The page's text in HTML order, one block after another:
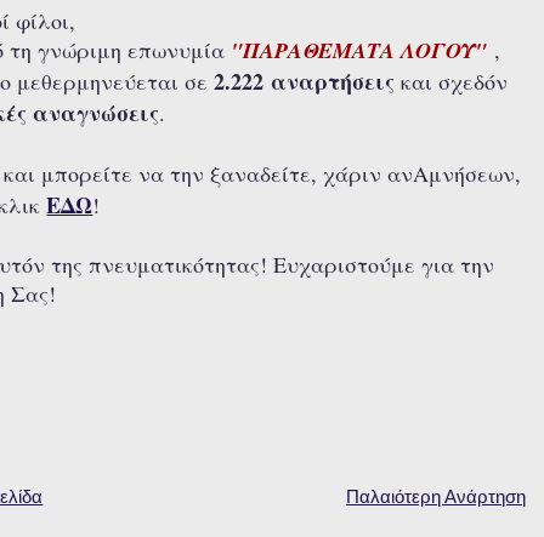
φίλοι,
τη γνώριμη επωνυμία "ΠΑΡΑΘΕΜΑΤΑ ΛΟΓΟΥ" ,
μεθερμηνεύεται σε2.222 αναρτήσεις και σχεδόν
αναγνώσεις.
και μπορείτε να την ξαναδείτε, χάριν ανΑμνήσεων,
ΕΔΩ!
της πνευματικότητας! Ευχαριστούμε για την
Σας!
Παλαιότερη Ανάρτηση